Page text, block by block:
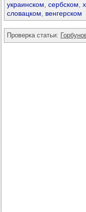
украинском сербском
словацком
венгерском
Проверка статьи: